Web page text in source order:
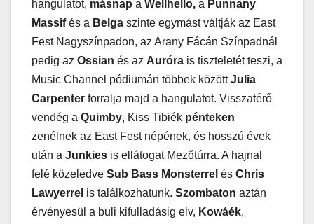
hangulatot, másnap a Wellhello, a Punnany
Massifés a Belga szinte egymást váltják az East
Fest Nagyszínpadon, az Arany Fácán Színpadnál
pedig az Ossian és az Auróra is tiszteletét teszi, a
Music Channel pódiumán többek közöttJulia
Carpenter forralja majd a hangulatot. Visszatérő
vendég a Quimby, Kiss Tibiék pénteken
zenélnek az East Fest népének, és hosszú évek
után a Junkies is ellátogat Mezőtúrra. A hajnal
felé közeledve Sub Bass Monsterrel és Chris
Lawyerrel is találkozhatunk. Szombaton aztán
érvényesül a buli kifulladásig elv, Kowáék,